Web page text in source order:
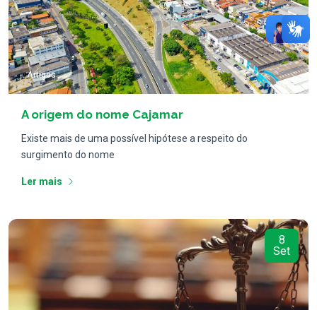
Artigos
A origem do nome Cajamar
Existe mais de uma possível hipótese a respeito do
surgimento do nome
Ler mais
8
Set